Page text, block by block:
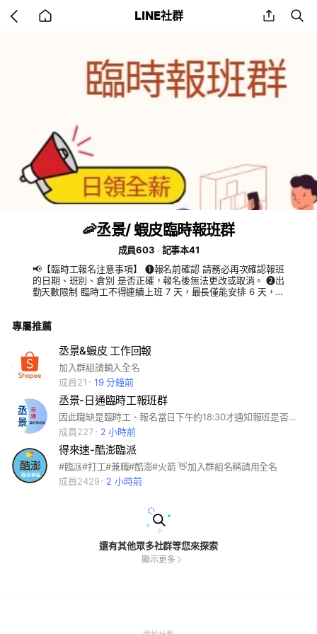
back LINE社群 share
🦐丞景/ 蝦皮臨時報班群
成員603
記事本41
📢【臨時工報名注意事項】 ❶報名前確認 請務必再次確認報班
的日期、班別、倉別 是否正確，報名後無法更改或取消。 ❷出
勤天數限制 臨時工不得連續上班 7 天，最長僅能安排 6 天，請
取名單。 ❹錄取通知 錄取名單將於 每次開工前一日 統一公告於
專屬推薦
丞景&蝦皮 工作回報
加入群組請輸入全名
成員21
19 分鐘前
丞景-日通臨時工報班群
因此職缺是臨時工、報名當日下午約18:30才通知報班是否有錄取（依廠區當時工作量而決定人力需求 *臨時工之錄取率原則為【報到率佳+工作效率好】 報班說明： 1.要打工前一天就要報名，早上七點群組開放報名 2.報名格式： 日期+ 姓名 3.當日晚上約18:30公布錄取名單. *注意：群組報班使用，勿留言無相關訊息，嚴禁自邀他人加入社群，有其他問題請私Line專員！
成員227
2 小時前
得來速-酷澎臨派
#臨派#打工#兼職#酷澎#火箭 👋加入群組名稱請用全名
成員2429
2 小時前
還有其他眾多社群等您來探索
顯示更多